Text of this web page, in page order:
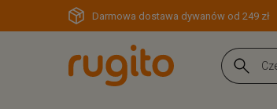
Darmowa dostawa dywanów od 249 zł